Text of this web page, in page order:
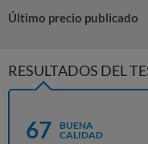
Último precio publicado
RESULTADOS DEL
67
BUENA
CALIDAD